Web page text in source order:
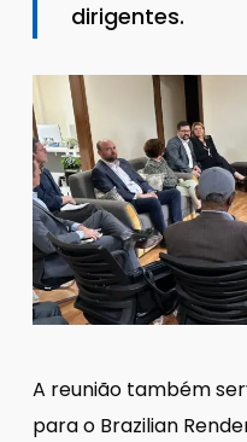
dirigentes.
A reunião também
para o Brazilian